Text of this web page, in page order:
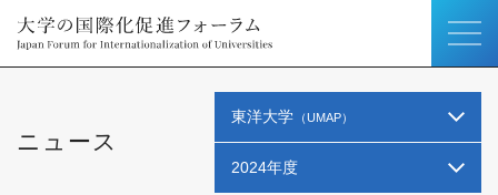
ニュース
東洋大学 （UMAP）
2024年度